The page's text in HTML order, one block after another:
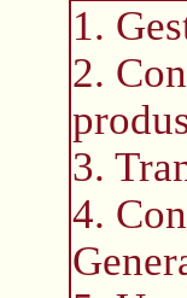
1.
2.
3.
4.